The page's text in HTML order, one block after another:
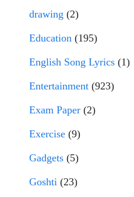
drawing (2)
Education (195)
English Song Lyrics (1)
Entertainment (923)
Exam Paper (2)
Exercise (9)
Gadgets (5)
Goshti (23)